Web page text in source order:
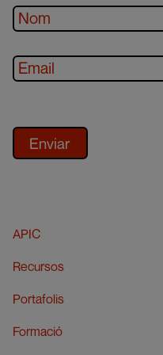
APIC
Recursos
Portafolis
Formació